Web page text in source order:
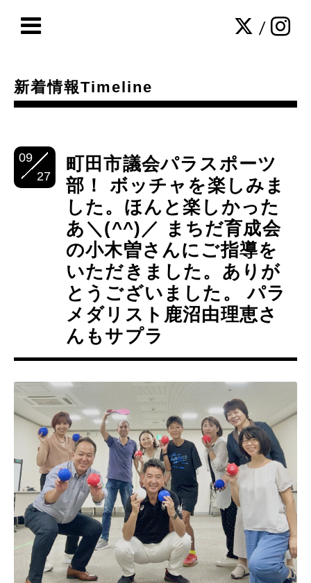
/
新着情報Timeline
09
27
町田市議会パラスポーツ
部！ ボッチャを楽しみま
した。ほんと楽しかった
あ＼(^^)／ まちだ育成会
の小木曽さんにご指導を
いただきました。ありが
とうございました。 パラ
メダリスト鹿沼由理恵さ
んもサプラ